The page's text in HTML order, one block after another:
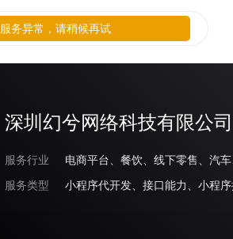
深圳幻兮网络科技有限公司
服务行业
服务类型
小程序代开发、接口能力、小程
服务异常，请稍候再试